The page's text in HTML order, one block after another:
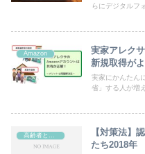
らにデジタルフ
Amazon
実家アレク
新規取得が
実家にかんたん
省」する人が増
【対策法】
たち2018年